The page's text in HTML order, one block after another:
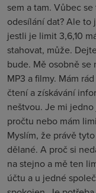
sem a tam. Vůbec
odesílání dat? Ale
jestli je limit 3,6,10
stahovat, může.
bude. Mě osobně
MP3 a filmy. Mám
čtení a získávání
neštvou. Je mi
pročtu nebo mám
Myslím, že právě
dělané. A proč si
na stejno a mě ten
účtu a u jedné